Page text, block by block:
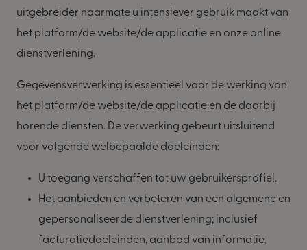
uitgebreider naarmate u intensiever gebruik maakt van
het platform/de website/de applicatie en onze online
dienstverlening.
Gegevensverwerking is essentieel voor de werking van
het platform/de website/de applicatie en de daarbij
horende diensten. De verwerking gebeurt uitsluitend
voor volgende welbepaalde doeleinden:
U toegang verschaffen tot uw gebruikersprofiel.
Het aanbieden en verbeteren van een algemene en
gepersonaliseerde dienstverlening; inclusief
facturatiedoeleinden, aanbod van informatie,